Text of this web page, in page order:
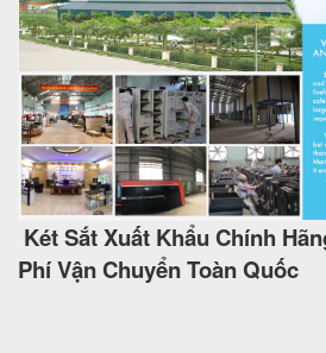
Két Sắt Xuất Khẩu Chính
Phí Vận Chuyển Toàn Quốc